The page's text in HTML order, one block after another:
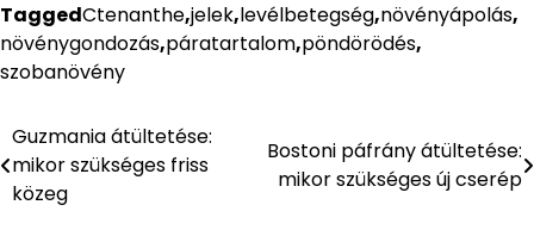
TaggedCtenanthe,jelek,levélbetegség,növényápolás,
növénygondozás,páratartalom,pöndörödés,
szobanövény
Bejegyzés
navigáció
Guzmania átültetése:
mikor szükséges friss
közeg
Bostoni páfrány átültetése:
mikor szükséges új cserép